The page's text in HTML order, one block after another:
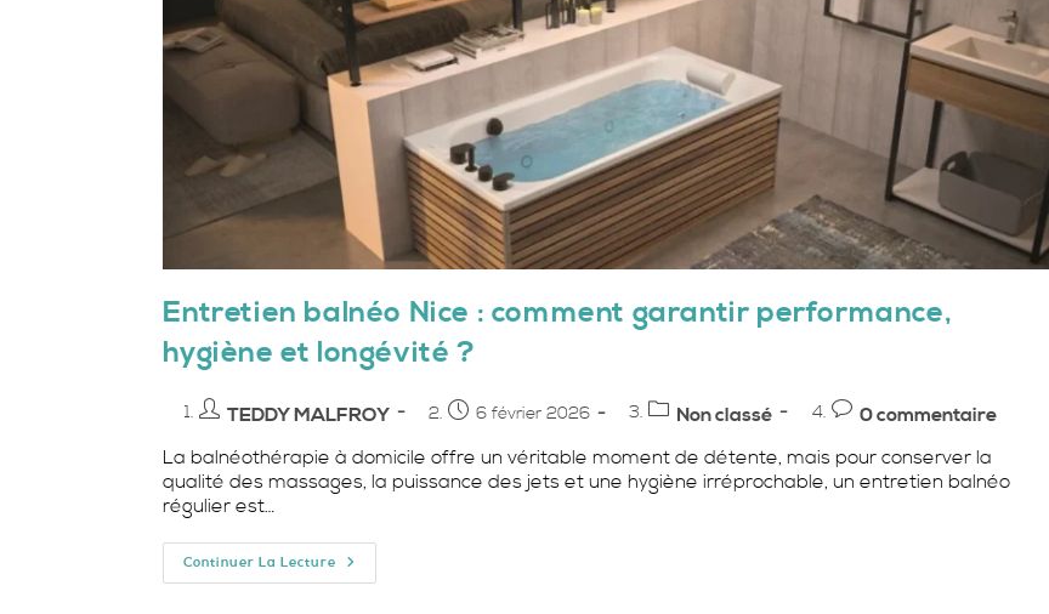
Entretien balnéo Nice : comment garantir performance,
hygiène et longévité ?
Auteur/autrice
la
publication :
TEDDY MALFROY
Publication
6 février 2026
PostNon classé
Commentaires
la
publication :
0 commentaire
La balnéothérapie à domicile offre un véritable moment de détente, mais pour conserver la
qualité des massages, la puissance des jets et une hygiène irréprochable, un entretien balnéo
régulier est…
Continuer La Lecture Entretien
Balnéo